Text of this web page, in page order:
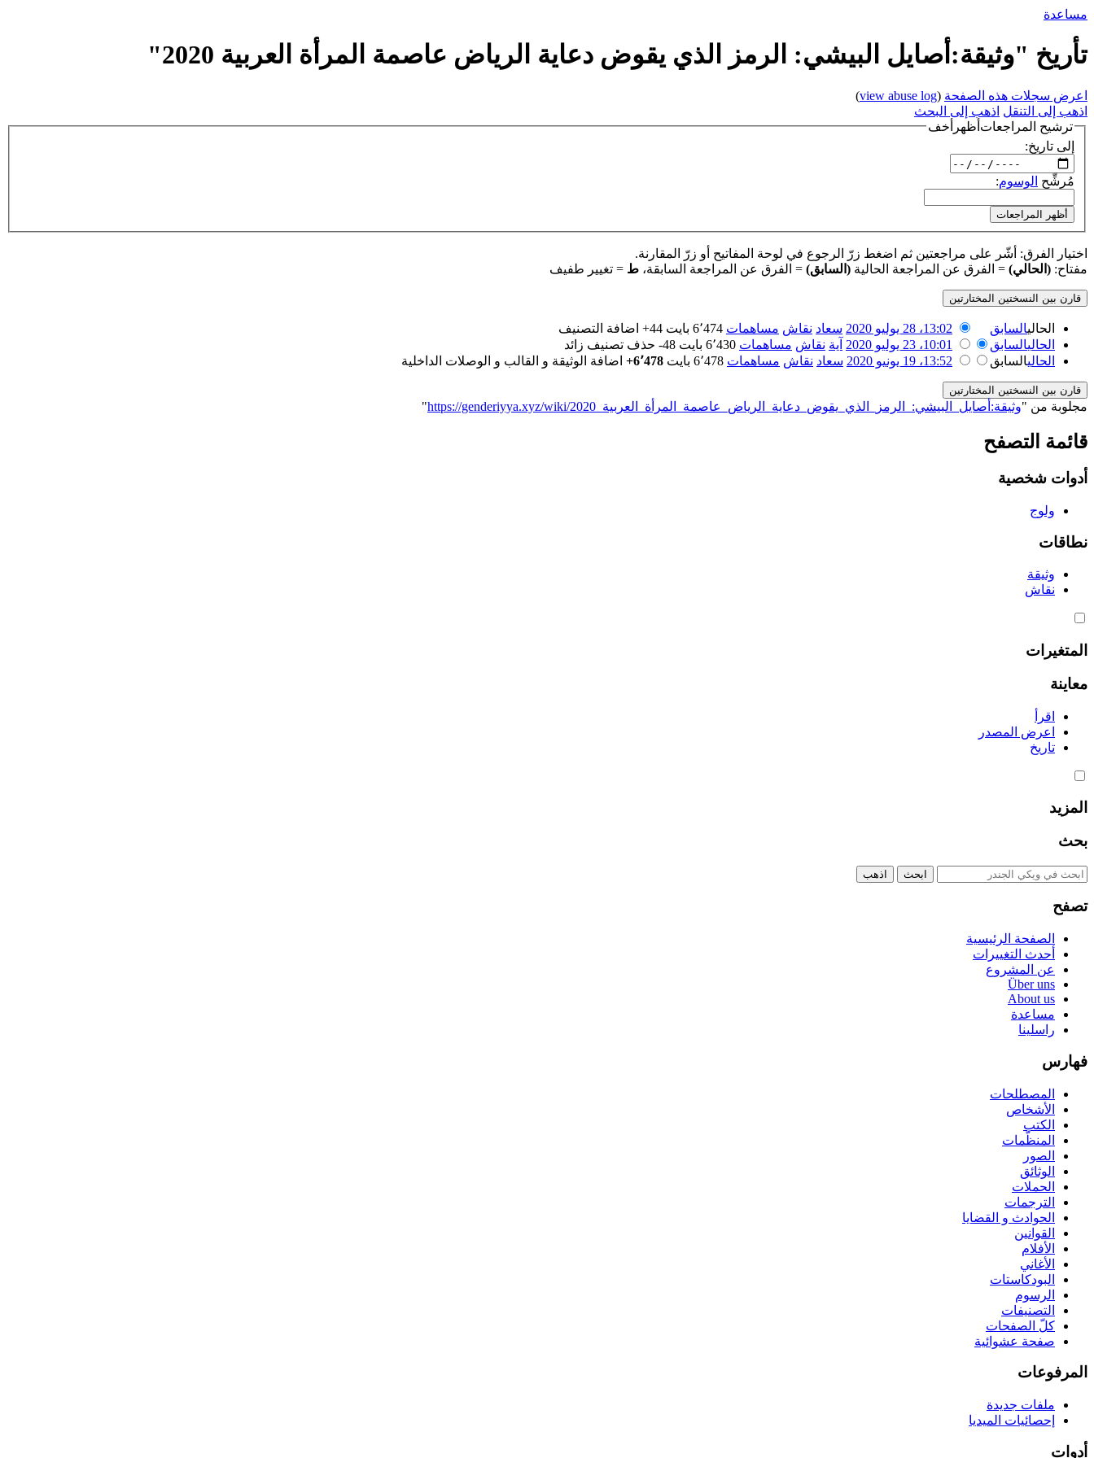
مساعدة
تأريخ "وثيقة:أصايل البيشي: الرمز الذي يقوض دعاية الرياض عاصمة المرأة العربية 2020"
اعرض سجلات هذه الصفحة (
view abuse log
)
اذهب إلى التنقل اذهب إلى البحث
ترشيح المراجعات أظهر أخف
إلى تاريخ:
مُرشِّح الوسوم:
أظهر المراجعات
اختيار الفرق: أشّر على مراجعتين ثم اضغط زرّ الرجوع في لوحة المفاتيح أو زرّ المقارنة.
مفتاح: (الحالي) = الفرق عن المراجعة الحالية (السابق) = الفرق عن المراجعة السابقة، ط = تغيير طفيف
الحاليالسابق 13:02، 28 يوليو 2020 سعاد نقاش مساهمات 6٬474 بايت +44 اضافة التصنيف
الحاليالسابق 10:01، 23 يوليو 2020 آية نقاش مساهمات 6٬430 بايت -48 حذف تصنيف زائد
الحاليالسابق 13:52، 19 يونيو 2020 سعاد نقاش مساهمات 6٬478 بايت +6٬478 اضافة الوثيقة و القالب و الوصلات الداخلية
مجلوبة من "https://genderiyya.xyz/wiki/وثيقة:أصايل_البيشي:_الرمز_الذي_يقوض_دعاية_الرياض_عاصمة_المرأة_العربية_2020 "
قائمة التصفح
أدوات شخصية
ولوج
نطاقات
وثيقة
نقاش
المتغيرات
معاينة
اقرأ
اعرض المصدر
تاريخ
المزيد
بحث
تصفح
الصفحة الرئيسية
أحدث التغييرات
عن المشروع
Über uns
About us
مساعدة
راسلينا
فهارس
المصطلحات
الأشخاص
الكتب
المنظّمات
الصور
الوثائق
الحملات
الترجمات
الحوادث و القضايا
القوانين
الأفلام
الأغاني
البودكاستات
الرسوم
التصنيفات
كلّ الصفحات
صفحة عشوائية
المرفوعات
ملفات جديدة
إحصائيات الميديا
أدوات